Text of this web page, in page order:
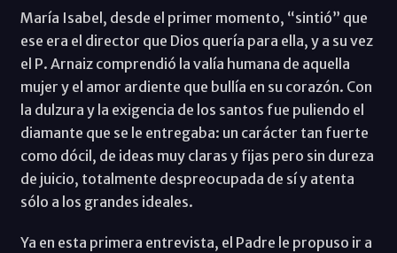
María Isabel, desde el primer momento, “sintió” que
ese era el director que Dios quería para ella, y a su vez
el P. Arnaiz comprendió la valía humana de aquella
mujer y el amor ardiente que bullía en su corazón. Con
la dulzura y la exigencia de los santos fue puliendo el
diamante que se le entregaba: un carácter tan fuerte
como dócil, de ideas muy claras y fijas pero sin dureza
de juicio, totalmente despreocupada de sí y atenta
sólo a los grandes ideales.
Ya en esta primera entrevista, el Padre le propuso ir a